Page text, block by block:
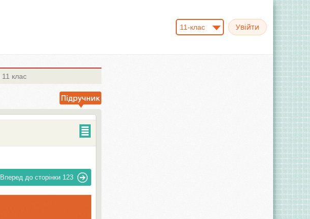
11-клас
11 клас
Вперед до сторінки 123